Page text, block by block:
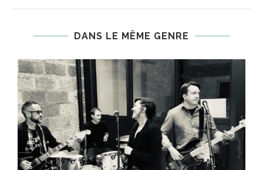
DANS LE MÊME GENRE